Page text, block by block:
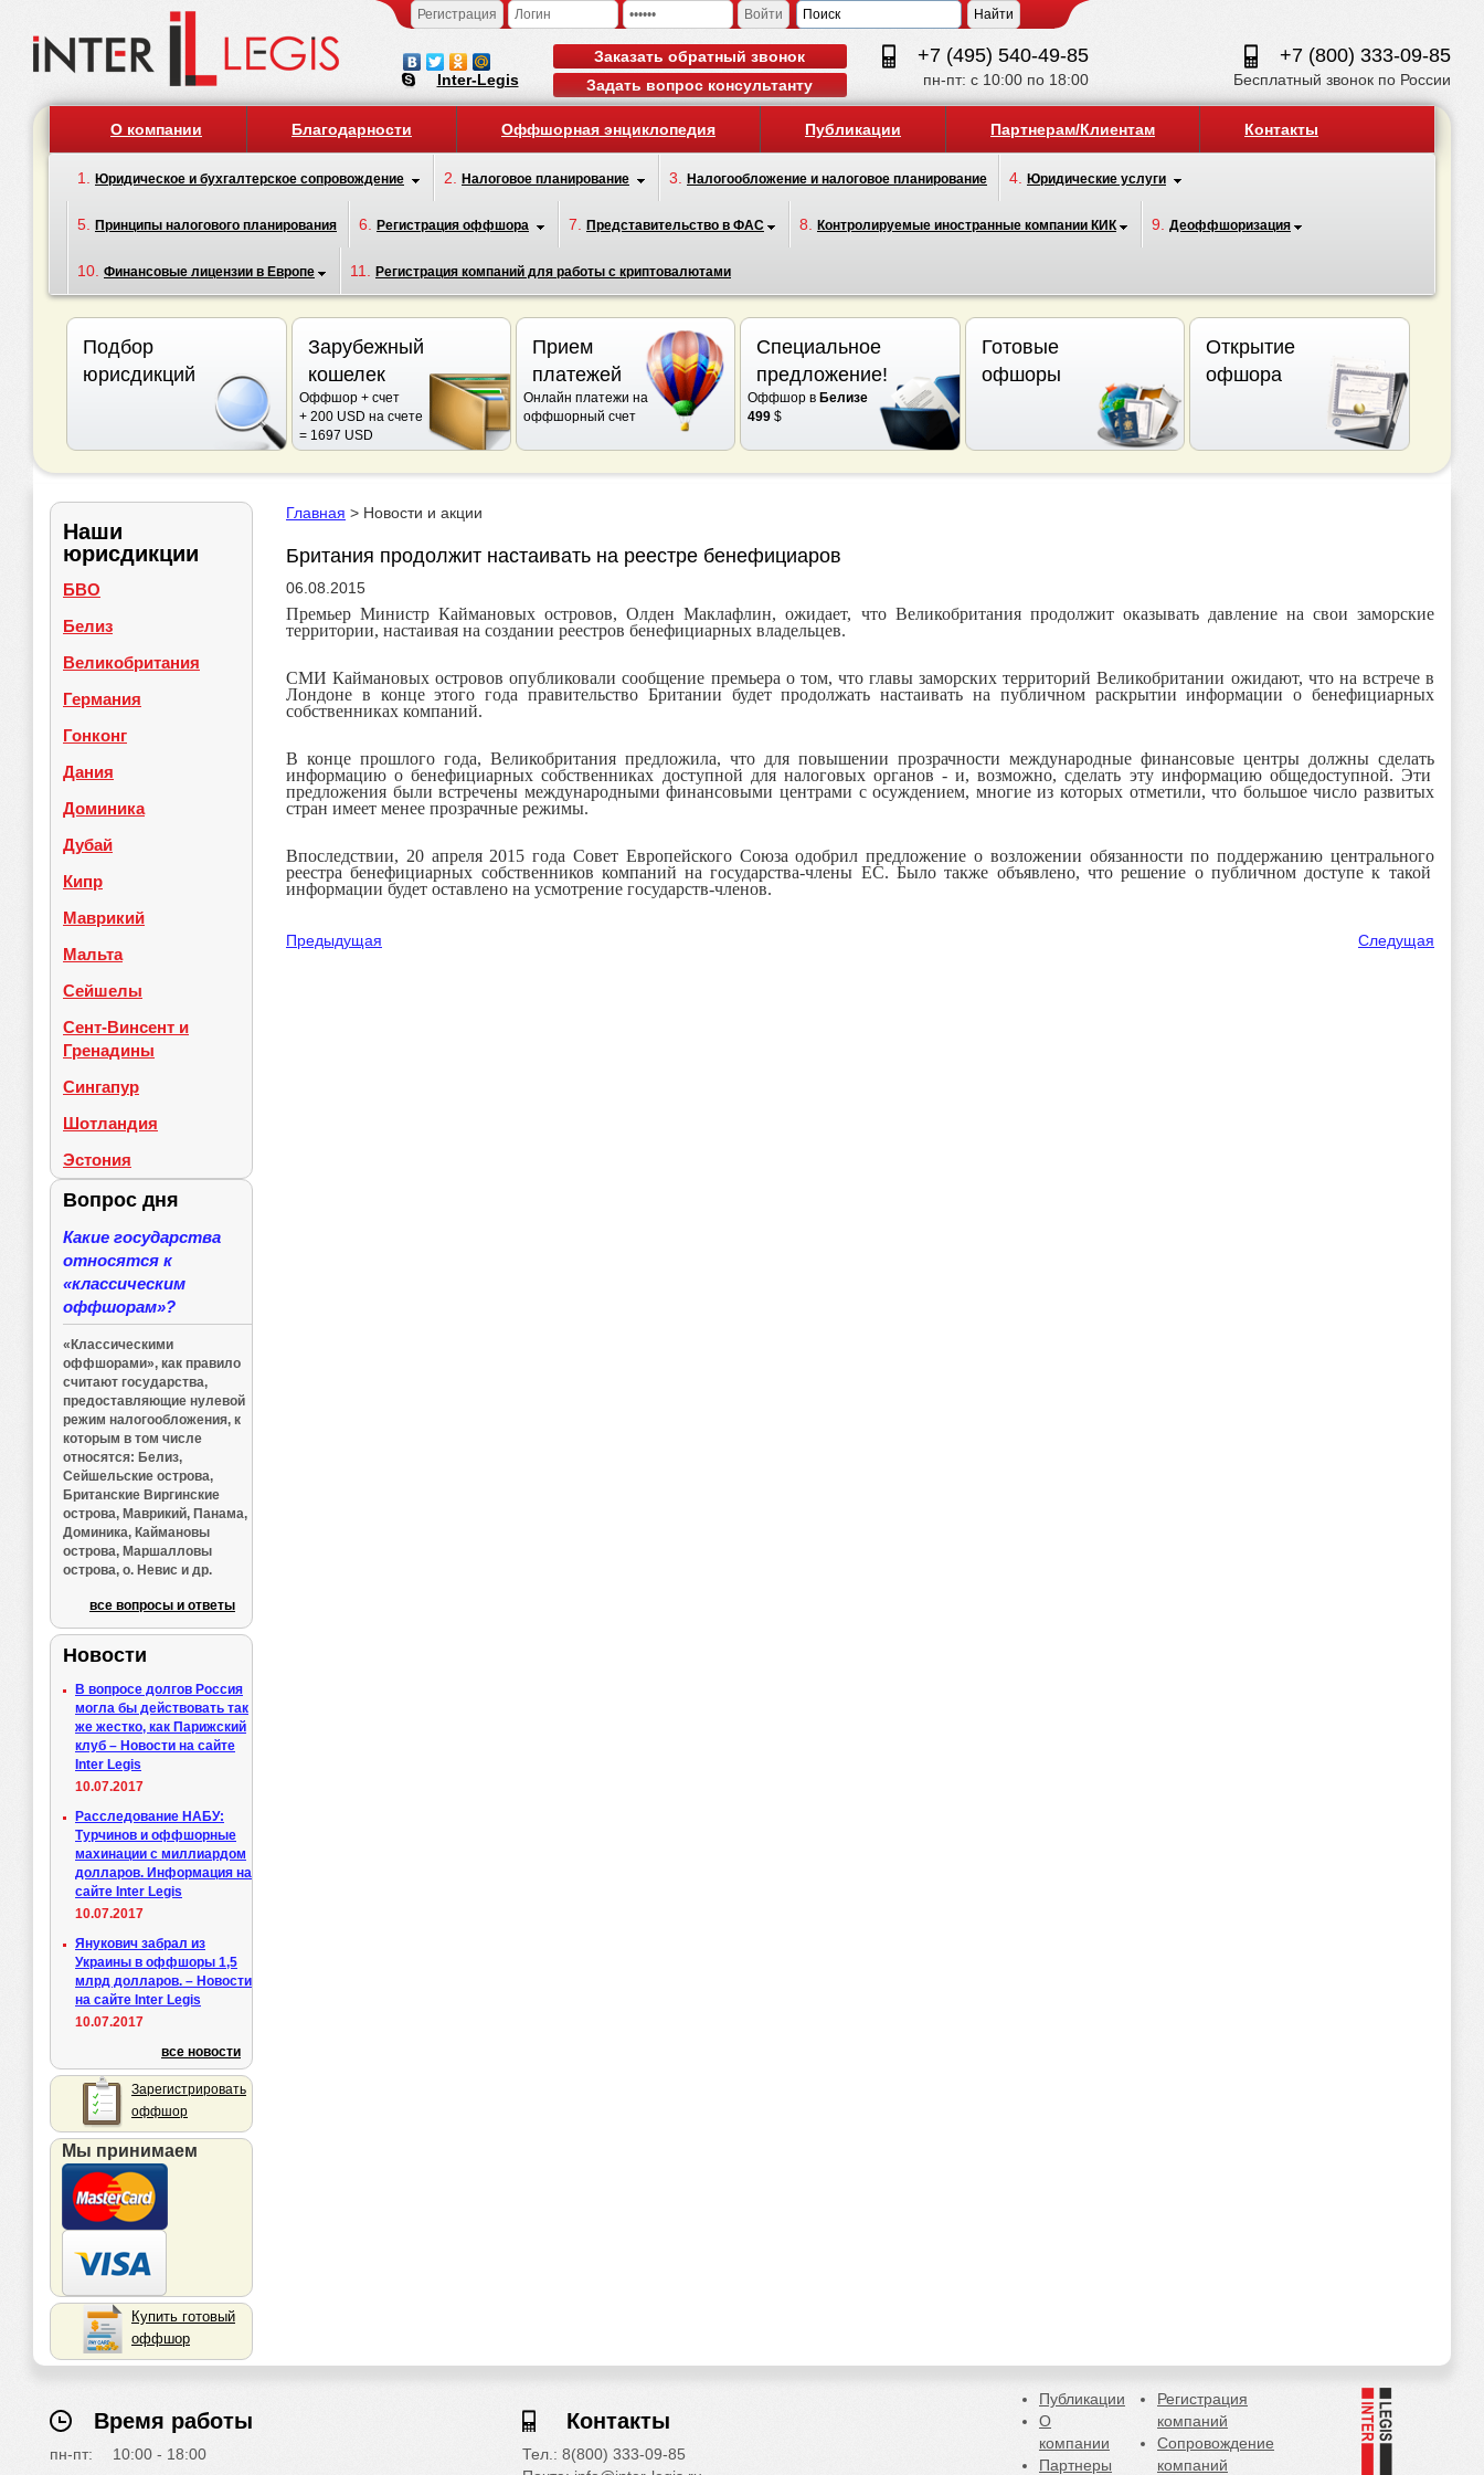
Регистрация Войти
Inter-Legis
Заказать обратный звонок
Задать вопрос консультанту
+7 (495) 540-49-85
пн-пт: с 10:00 по 18:00
+7 (800) 333-09-85
Бесплатный звонок по России
О компании Благодарности Оффшорная энциклопедия Публикации Партнерам/Клиентам Контакты
1. Юридическое и бухгалтерское сопровождение 2. Налоговое планирование 3. Налогообложение и налоговое планирование 4. Юридические услуги
5. Принципы налогового планирования 6. Регистрация оффшора 7. Представительство в ФАС 8. Контролируемые иностранные компании КИК 9. Деоффшоризация
10. Финансовые лицензии в Европе 11. Регистрация компаний для работы с криптовалютами
Подбор
юрисдикций
Зарубежный
кошелек
Оффшор + счет
+ 200 USD на счете
= 1697 USD
Прием
платежей
Онлайн платежи на
оффшорный счет
Специальное
предложение!
Оффшор в Белизе
499 $
Готовые
офшоры
Открытие
офшора
Главная > Новости и акции
Британия продолжит настаивать на реестре бенефициаров
06.08.2015
ПремьерМинистрКаймановых островов, Олден Маклафлин, ожидает, что Великобритания продолжитоказывать давление на свои заморские
территории, настаивая на создании реестров бенефициарных владельцев.
СМИ Каймановых островов опубликовали сообщение премьера о том, что главы заморских территорий Великобритании ожидают, что на встрече в
Лондоне в конце этого года правительство Британии будет продолжать настаивать на публичномраскрытии информации о бенефициарных
собственниках компаний.
В конце прошлого года, Великобритания предложила, что для повышении прозрачности международные финансовые центры должны сделать
информацию о бенефициарных собственниках доступной для налоговыхорганов - и, возможно, сделать этуинформациюобщедоступной. Эти
предложения быливстречены международными финансовыми центрами сосуждением, многие из которых отметили, что большое число развитых
стран имеет менее прозрачные режимы.
Впоследствии, 20 апреля 2015 года Совет Европейского Союза одобрил предложение о возложении обязанности по поддержанию центрального
реестра бенефициарных собственников компаний на государства-члены ЕС.Было также объявлено, что решение о публичном доступе к такой
информации будет оставлено на усмотрение государств-членов.
Предыдущая Следущая
Наши
юрисдикции
БВО
Белиз
Великобритания
Германия
Гонконг
Дания
Доминика
Дубай
Кипр
Маврикий
Мальта
Сейшелы
Сент-Винсент и
Гренадины
Сингапур
Шотландия
Эстония
Вопрос дня
Какие государства
относятся к
«классическим
оффшорам»?
«Классическими
оффшорами», как правило
считают государства,
предоставляющие нулевой
режим налогообложения, к
которым в том числе
относятся: Белиз,
Сейшельские острова,
Британские Виргинские
острова, Маврикий, Панама,
Доминика, Каймановы
острова, Маршалловы
острова, о. Невис и др.
все вопросы и ответы
Новости
В вопросе долгов Россия
могла бы действовать так
же жестко, как Парижский
клуб – Новости на сайте
Inter Legis
10.07.2017
Расследование НАБУ:
Турчинов и оффшорные
махинации с миллиардом
долларов. Информация на
сайте Inter Legis
10.07.2017
Янукович забрал из
Украины в оффшоры 1,5
млрд долларов. – Новости
на сайте Inter Legis
10.07.2017
все новости
Зарегистрировать
оффшор
Мы принимаем
Купить готовый
оффшор
Время работы
пн-пт: 10:00 - 18:00
Контакты
Тел.: 8(800) 333-09-85
Публикации
О
компании
Партнеры
Регистрация
компаний
Сопровождение
компаний